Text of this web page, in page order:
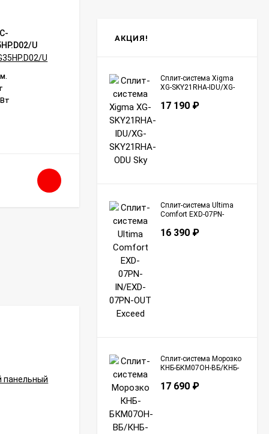
U
24UW4RBBTV03G/AS-24UW4RBBTV03W
Площадь помещения: 70 кв. м.
Инверторное управление: Да
Мощность охлаждения: 7 кВт
Страна сборки:
В НАЛИЧИИ
АКЦИЯ!
Сплит-система Xigma
XG-SKY21RHA-IDU/XG-
17 190 ₽
Сплит-система Ultima
Comfort EXD-07PN-
Exceed
16 390 ₽
Сплит-система Морозко
КНБ-БКМ07ОН-ВБ/КНБ-
17 690 ₽